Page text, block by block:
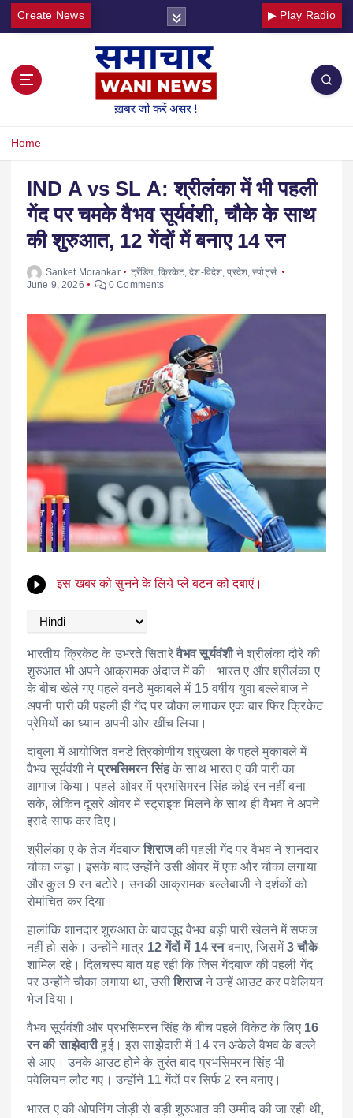
Create News ▶ Play Radio
Home
IND A vs SL A: श्रीलंका में भी पहली
गेंद पर चमके वैभव सूर्यवंशी, चौके के साथ
की शुरुआत, 12 गेंदों में बनाए 14 रन
Sanket Morankar ट्रेंडिंग, क्रिकेट ,देश-विदेश ,प्रदेश ,स्पोर्ट्स
June 9, 2026
0 Comments
इस खबर को सुनने के लिये प्ले बटन को दबाएं।
भारतीय क्रिकेट के उभरते सितारेवैभव सूर्यवंशीने श्रीलंका दौरे की
शुरुआत भी अपने आक्रामक अंदाज में की। भारत ए और श्रीलंका ए
के बीच खेले गए पहले वनडे मुकाबले में 15 वर्षीय युवा बल्लेबाज ने
अपनी पारी की पहली ही गेंद पर चौका लगाकर एक बार फिर क्रिकेट
प्रेमियों का ध्यान अपनी ओर खींच लिया।
दांबुला में आयोजित वनडे त्रिकोणीय श्रृंखला के पहले मुकाबले में
वैभव सूर्यवंशी नेप्रभसिमरन सिंहके साथ भारत ए की पारी का
आगाज किया। पहले ओवर में प्रभसिमरन सिंह कोई रन नहीं बना
सके, लेकिन दूसरे ओवर में स्ट्राइक मिलने के साथ ही वैभव ने अपने
इरादे साफ कर दिए।
श्रीलंका ए के तेज गेंदबाजशिराजकी पहली गेंद पर वैभव ने शानदार
चौका जड़ा। इसके बाद उन्होंने उसी ओवर में एक और चौका लगाया
और कुल 9 रन बटोरे। उनकी आक्रामक बल्लेबाजी ने दर्शकों को
रोमांचित कर दिया।
हालांकि शानदार शुरुआत के बावजूद वैभव बड़ी पारी खेलने में सफल
नहीं हो सके। उन्होंने मात्र 12 गेंदों में 14 रनबनाए, जिसमें3 चौके
शामिल रहे। दिलचस्प बात यह रही कि जिस गेंदबाज की पहली गेंद
पर उन्होंने चौका लगाया था, उसीशिराजने उन्हें आउट कर पवेलियन
भेज दिया।
वैभव सूर्यवंशी और प्रभसिमरन सिंह के बीच पहले विकेट के लिए 16
रन की साझेदारीहुई। इस साझेदारी में 14 रन अकेले वैभव के बल्ले
से आए। उनके आउट होने के तुरंत बाद प्रभसिमरन सिंह भी
पवेलियन लौट गए। उन्होंने 11 गेंदों पर सिर्फ 2 रन बनाए।
भारत ए की ओपनिंग जोड़ी से बड़ी शुरुआत की उम्मीद की जा रही थी,